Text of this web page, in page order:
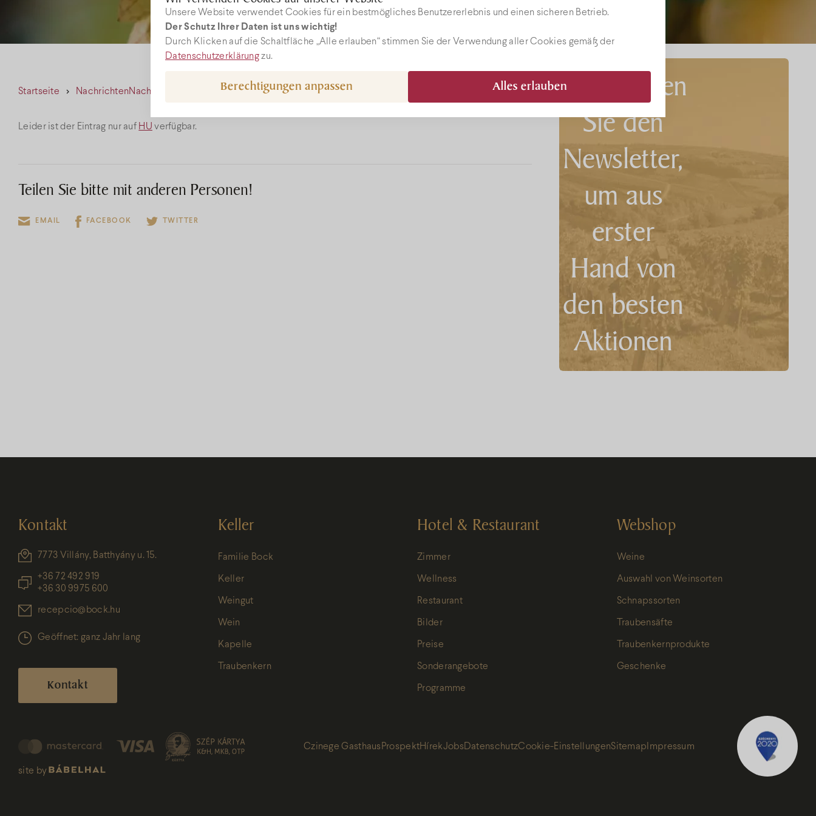
Unsere Website verwendet Cookies für ein bestmögliches Benutzererlebnis und einen sicheren Betrieb.
Der Schutz Ihrer Daten ist uns wichtig!
Durch Klicken auf die Schaltfläche „Alle erlauben“ stimmen Sie der Verwendung aller Cookies gemäß der
Datenschutzerklärung zu.
Alles erlauben
Berechtigungen anpassen
Startseite NachrichtenNachrichten
Leider ist der Eintrag nur auf HU verfügbar.
Teilen Sie bitte mit anderen Personen!
EMAIL FACEBOOK TWITTER
Abonnieren
Sie den
Newsletter,
um aus
erster
Hand von
den besten
Aktionen
zu
Ich habe die
gelesen, und
akzeptiere sie
Kontakt
7773 Villány, Batthyány u. 15.
+36 72 492 919
+36 30 9975 600
recepcio@bock.hu
Geöffnet: ganz Jahr lang
Kontakt
Keller
Familie Bock
Keller
Weingut
Wein
Kapelle
Traubenkern
Hotel & Restaurant
Zimmer
Wellness
Restaurant
Bilder
Preise
Sonderangebote
Programme
Webshop
Weine
Auswahl von Weinsorten
Schnapssorten
Traubensäfte
Traubenkernprodukte
Geschenke
Czinege Gasthaus ProspektHírekJobs DatenschutzCookie-EinstellungenSitemap Impressum
site by
Webshop